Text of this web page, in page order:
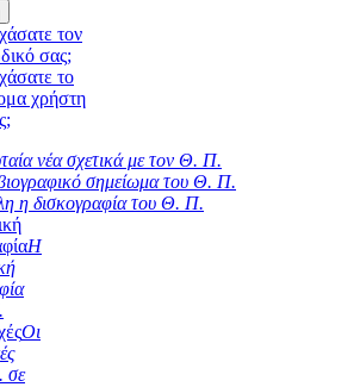
τον
σας;
το
χρήστη
νέα σχετικά με τον Θ. Π.
σημείωμα του Θ. Π.
η δισκογραφία του Θ. Π.
Η
Οι
σε